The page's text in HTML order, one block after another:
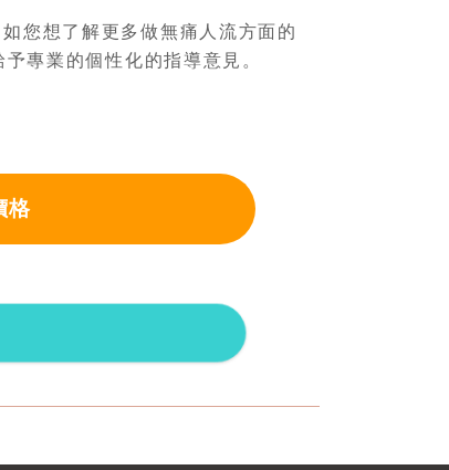
您想了解更多做無痛人流方面的
專業的個性化的指導意見。
格